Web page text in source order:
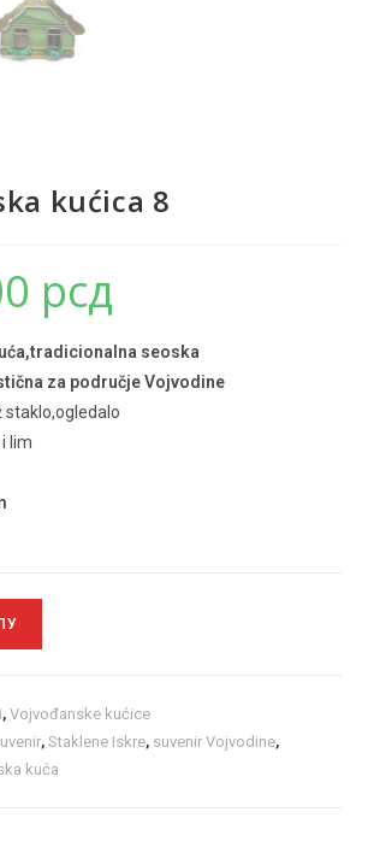
kućica 8
рсд
seoska
za područje Vojvodine
staklo,ogledalo
lim
,Vojvođanske kućice
,Staklene Iskre, suvenir Vojvodine,
kuća